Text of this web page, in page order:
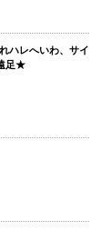
ハレへいわ、サイ
足★